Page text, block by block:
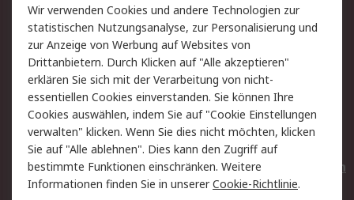
Rücksendungen
Kontakt
Hilfe
Privatkunden
Rechtliches
AGB
Datenschutz
Cookie-Richtlinie
Zahlungsbedingungen
Copyright/Impressum
Entsorgung
Elektrogeräte/Batterien
Wir verwenden Cookies und andere Technologien zur
statistischen Nutzungsanalyse, zur Personalisierung und
zur Anzeige von Werbung auf Websites von
Drittanbietern. Durch Klicken auf "Alle akzeptieren"
erklären Sie sich mit der Verarbeitung von nicht-
essentiellen Cookies einverstanden. Sie können Ihre
Cookies auswählen, indem Sie auf "Cookie Einstellungen
verwalten" klicken. Wenn Sie dies nicht möchten, klicken
Sie auf "Alle ablehnen". Dies kann den Zugriff auf
bestimmte Funktionen einschränken. Weitere
Informationen finden Sie in unsererCookie-Richtlinie.